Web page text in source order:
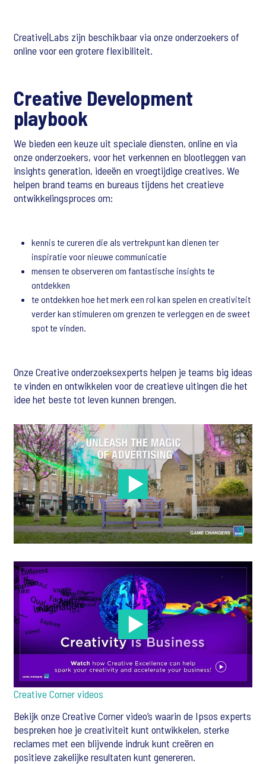
Creative|Labs zijn beschikbaar via onze onderzoekers of
online voor een grotere flexibiliteit.
Creative Development
playbook
We bieden een keuze uit speciale diensten, online en via
onze onderzoekers, voor het verkennen en blootleggen van
insights generation, ideeën en vroegtijdige creatives. We
helpen brand teams en bureaus tijdens het creatieve
ontwikkelingsproces om:
kennis te cureren die als vertrekpunt kan dienen ter
inspiratie voor nieuwe communicatie
mensen te observeren om fantastische insights te
ontdekken
te ontdekken hoe het merk een rol kan spelen en creativiteit
verder kan stimuleren om grenzen te verleggen en de sweet
spot te vinden.
Onze Creative onderzoeksexperts helpen je teams big ideas
te vinden en ontwikkelen voor de creatieve uitingen die het
idee het beste tot leven kunnen brengen.
Creative Corner videos
Bekijk onze Creative Corner video’s waarin de Ipsos experts
bespreken hoe je creativiteit kunt ontwikkelen, sterke
reclames met een blijvende indruk kunt creëren en
positieve zakelijke resultaten kunt genereren.